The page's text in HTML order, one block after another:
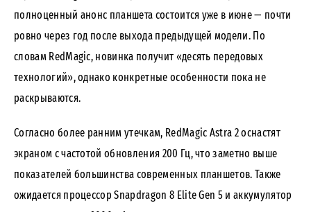
полноценный анонс планшета состоится уже в июне — почти
ровно через год после выхода предыдущей модели. По
словам RedMagic, новинка получит «десять передовых
технологий», однако конкретные особенности пока не
раскрываются.
Согласно более ранним утечкам, RedMagic Astra 2 оснастят
экраном с частотой обновления 200 Гц, что заметно выше
показателей большинства современных планшетов. Также
ожидается процессор Snapdragon 8 Elite Gen 5 и аккумулятор